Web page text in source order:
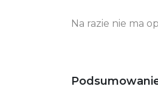
Na razie nie ma